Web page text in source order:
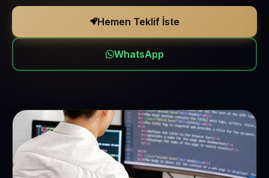
Hemen Teklif İste
WhatsApp